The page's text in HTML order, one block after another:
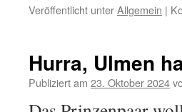
Veröffentlicht unterAllgemein |
Hurra, Ulmen
Publiziert am 23. Oktober 2024